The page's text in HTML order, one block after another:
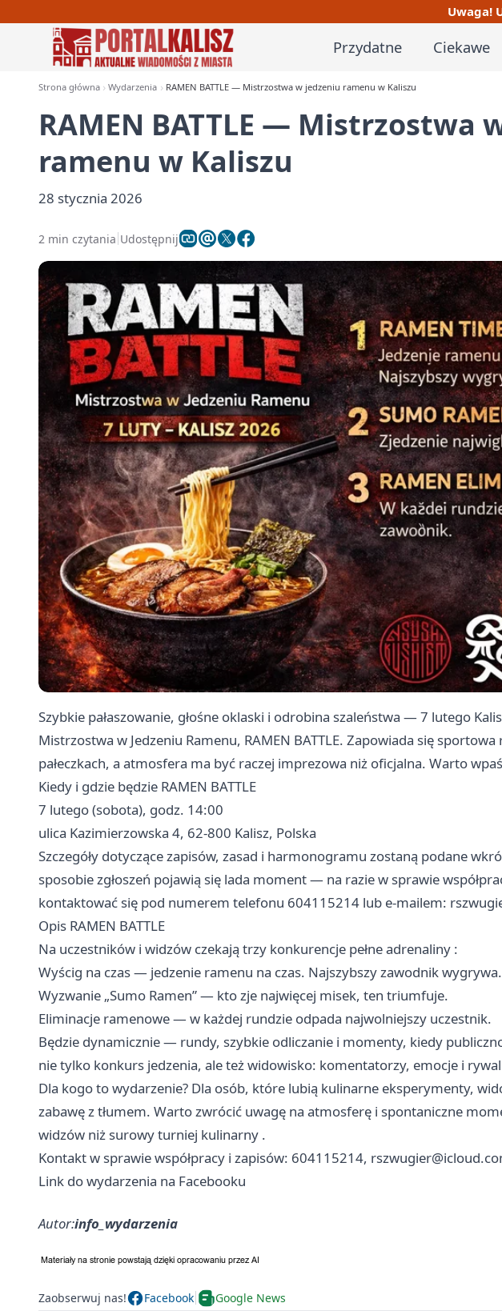
Uwaga!
Przydatne Ciekawe
Strona główna Wydarzenia RAMEN BATTLE — Mistrzostwa w jedzeniu ramenu w Kaliszu
RAMEN BATTLE — Mistrzostwa
ramenu w Kaliszu
28 stycznia 2026
2 min czytania Udostępnij
Szybkie pałaszowanie, głośne oklaski i odrobina szaleństwa — 7 lutego
Mistrzostwa w Jedzeniu Ramenu, RAMEN BATTLE. Zapowiada się sportowa
pałeczkach, a atmosfera ma być raczej imprezowa niż oficjalna. Warto
Kiedy i gdzie będzie RAMEN BATTLE
7 lutego (sobota), godz. 14:00
ulica Kazimierzowska 4, 62-800 Kalisz, Polska
Szczegóły dotyczące zapisów, zasad i harmonogramu zostaną podane
sposobie zgłoszeń pojawią się lada moment — na razie w sprawie
kontaktować się pod numerem telefonu 604115214 lub e‑mailem:
Opis RAMEN BATTLE
Na uczestników i widzów czekają trzy konkurencje pełne adrenaliny :
Wyścig na czas — jedzenie ramenu na czas. Najszybszy zawodnik wygrywa.
Wyzwanie „Sumo Ramen” — kto zje najwięcej misek, ten triumfuje.
Eliminacje ramenowe — w każdej rundzie odpada najwolniejszy uczestnik.
Będzie dynamicznie — rundy, szybkie odliczanie i momenty, kiedy
nie tylko konkurs jedzenia, ale też widowisko: komentatorzy, emocje i
Dla kogo to wydarzenie? Dla osób, które lubią kulinarne eksperymenty,
zabawę z tłumem. Warto zwrócić uwagę na atmosferę i spontaniczne
widzów niż surowy turniej kulinarny .
Kontakt w sprawie współpracy i zapisów: 604115214,
Link do wydarzenia na Facebooku
Autor:info_wydarzenia
Zaobserwuj nas! Facebook Google News